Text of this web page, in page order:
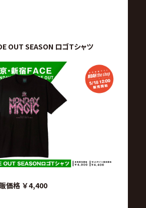
OUT SEASON ロゴTシャツ
価格 ￥4,400